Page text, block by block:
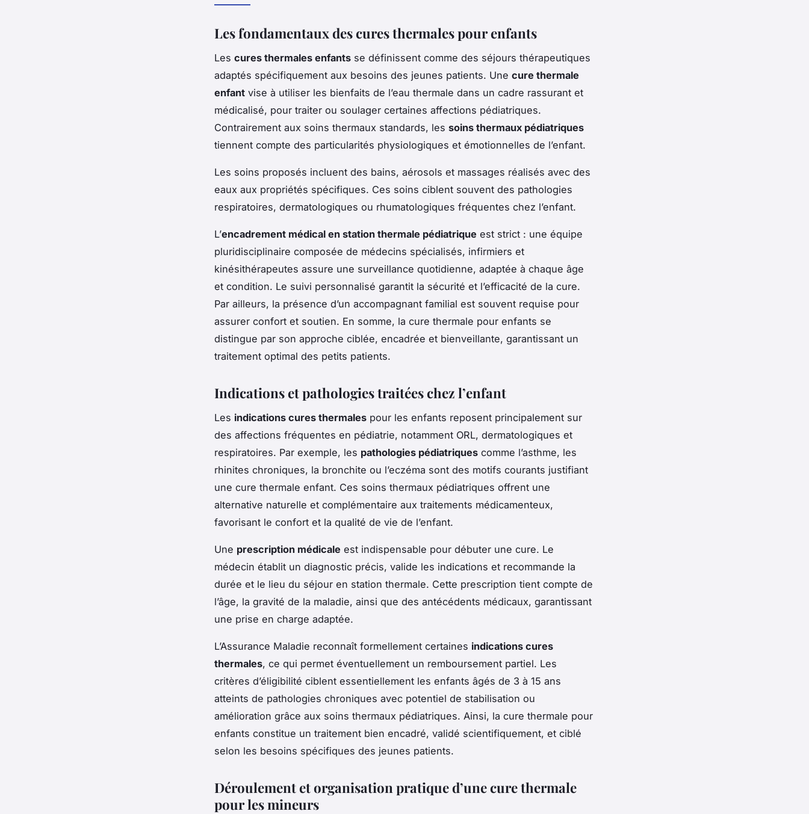
Les fondamentaux des cures thermales pour enfants
Les cures thermales enfants se définissent comme des séjours thérapeutiques
adaptés spécifiquement aux besoins des jeunes patients. Une cure thermale
enfant vise à utiliser les bienfaits de l’eau thermale dans un cadre rassurant et
médicalisé, pour traiter ou soulager certaines affections pédiatriques.
Contrairement aux soins thermaux standards, les soins thermaux pédiatriques
tiennent compte des particularités physiologiques et émotionnelles de l’enfant.
Les soins proposés incluent des bains, aérosols et massages réalisés avec des
eaux aux propriétés spécifiques. Ces soins ciblent souvent des pathologies
respiratoires, dermatologiques ou rhumatologiques fréquentes chez l’enfant.
L’encadrement médical en station thermale pédiatrique est strict : une équipe
pluridisciplinaire composée de médecins spécialisés, infirmiers et
kinésithérapeutes assure une surveillance quotidienne, adaptée à chaque âge
et condition. Le suivi personnalisé garantit la sécurité et l’efficacité de la cure.
Par ailleurs, la présence d’un accompagnant familial est souvent requise pour
assurer confort et soutien. En somme, la cure thermale pour enfants se
distingue par son approche ciblée, encadrée et bienveillante, garantissant un
traitement optimal des petits patients.
Indications et pathologies traitées chez l’enfant
Les indications cures thermales pour les enfants reposent principalement sur
des affections fréquentes en pédiatrie, notamment ORL, dermatologiques et
respiratoires. Par exemple, les pathologies pédiatriques comme l’asthme, les
rhinites chroniques, la bronchite ou l’eczéma sont des motifs courants justifiant
une cure thermale enfant. Ces soins thermaux pédiatriques offrent une
alternative naturelle et complémentaire aux traitements médicamenteux,
favorisant le confort et la qualité de vie de l’enfant.
Une prescription médicale est indispensable pour débuter une cure. Le
médecin établit un diagnostic précis, valide les indications et recommande la
durée et le lieu du séjour en station thermale. Cette prescription tient compte de
l’âge, la gravité de la maladie, ainsi que des antécédents médicaux, garantissant
une prise en charge adaptée.
L’Assurance Maladie reconnaît formellement certaines indications cures
thermales, ce qui permet éventuellement un remboursement partiel. Les
critères d’éligibilité ciblent essentiellement les enfants âgés de 3 à 15 ans
atteints de pathologies chroniques avec potentiel de stabilisation ou
amélioration grâce aux soins thermaux pédiatriques. Ainsi, la cure thermale pour
enfants constitue un traitement bien encadré, validé scientifiquement, et ciblé
selon les besoins spécifiques des jeunes patients.
Déroulement et organisation pratique d’une cure thermale
pour les mineurs